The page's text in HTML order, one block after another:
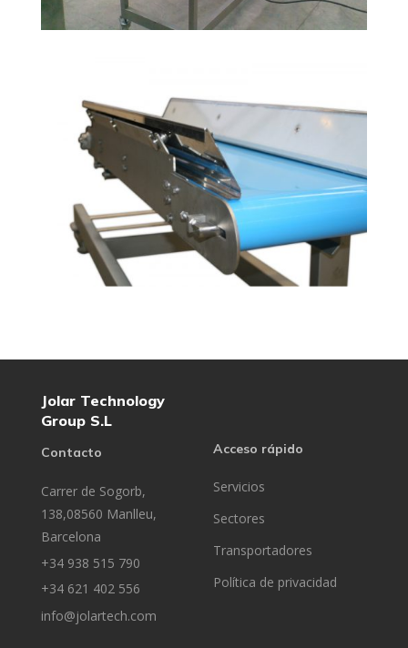
Jolar Technology
Group S.L
Contacto
Carrer de Sogorb,
138,08560 Manlleu,
Barcelona
+34 938 515 790
+34 621 402 556
info@jolartech.com
Acceso rápido
Servicios
Sectores
Transportadores
Política de privacidad